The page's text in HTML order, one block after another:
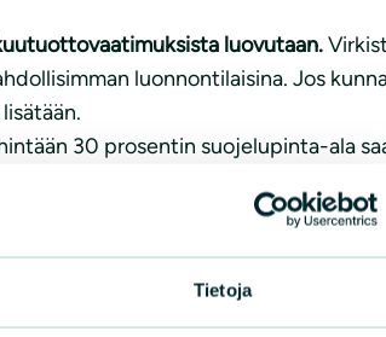
Tietoja
luovutaan.
luonnontilaisina. Jos
30 prosentin suojelupinta-ala